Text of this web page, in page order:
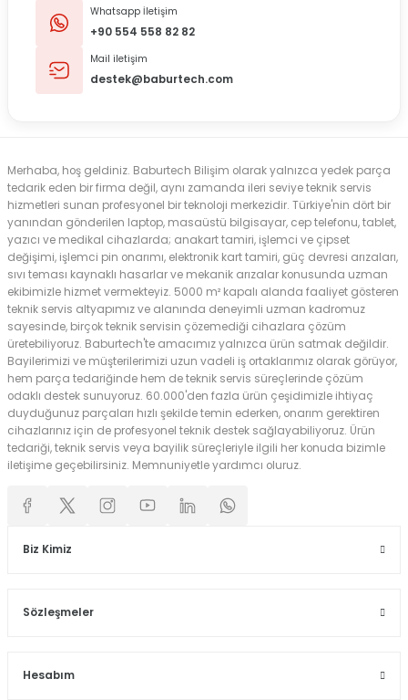
Whatsapp İletişim
+90 554 558 82 82
Mail iletişim
destek@baburtech.com
Merhaba, hoş geldiniz. Baburtech Bilişim olarak yalnızca yedek parça
tedarik eden bir firma değil, aynı zamanda ileri seviye teknik servis
hizmetleri sunan profesyonel bir teknoloji merkezidir. Türkiye'nin dört bir
yanından gönderilen laptop, masaüstü bilgisayar, cep telefonu, tablet,
yazıcı ve medikal cihazlarda; anakart tamiri, işlemci ve çipset
değişimi, işlemci pin onarımı, elektronik kart tamiri, güç devresi arızaları,
sıvı teması kaynaklı hasarlar ve mekanik arızalar konusunda uzman
ekibimizle hizmet vermekteyiz. 5000 m² kapalı alanda faaliyet gösteren
teknik servis altyapımız ve alanında deneyimli uzman kadromuz
sayesinde, birçok teknik servisin çözemediği cihazlara çözüm
üretebiliyoruz. Baburtech'te amacımız yalnızca ürün satmak değildir.
Bayilerimizi ve müşterilerimizi uzun vadeli iş ortaklarımız olarak görüyor,
hem parça tedariğinde hem de teknik servis süreçlerinde çözüm
odaklı destek sunuyoruz. 60.000'den fazla ürün çeşidimizle ihtiyaç
duyduğunuz parçaları hızlı şekilde temin ederken, onarım gerektiren
cihazlarınız için de profesyonel teknik destek sağlayabiliyoruz. Ürün
tedariği, teknik servis veya bayilik süreçleriyle ilgili her konuda bizimle
iletişime geçebilirsiniz. Memnuniyetle yardımcı oluruz.
Biz Kimiz
Sözleşmeler
Hesabım